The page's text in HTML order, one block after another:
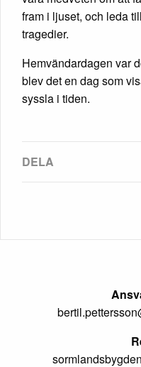
fram i ljuset, och leda
tragedier.
Hemvändardagen var
blev det en dag som
syssla i tiden.